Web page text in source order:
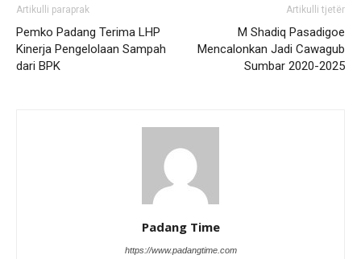
Artikulli paraprak
Pemko Padang Terima LHP
Kinerja Pengelolaan Sampah
dari BPK
Artikulli tjetër
M Shadiq Pasadigoe
Mencalonkan Jadi Cawagub
Sumbar 2020-2025
Padang Time
https://www.padangtime.com